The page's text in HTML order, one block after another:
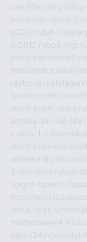
one-life-story.ru
poka-vse-doma-
g2012.rutst-1.ru
g-2012.ruops-mgr.ru
poka-vse-doma2.ru
tehosmotre.ru
raytor-d.ru
store-brawl-stars.ru
sindika-01.rusp-
e-abis-1-c.ru
store-brawlstars.ru
antenna-highly.ru
3-sex-porn.ruban-
viagra-tablet.ru
fincontech.ru
rebus-toys.ru
medsprawo-4-ka.ru
zajmy24.rutovudyi-